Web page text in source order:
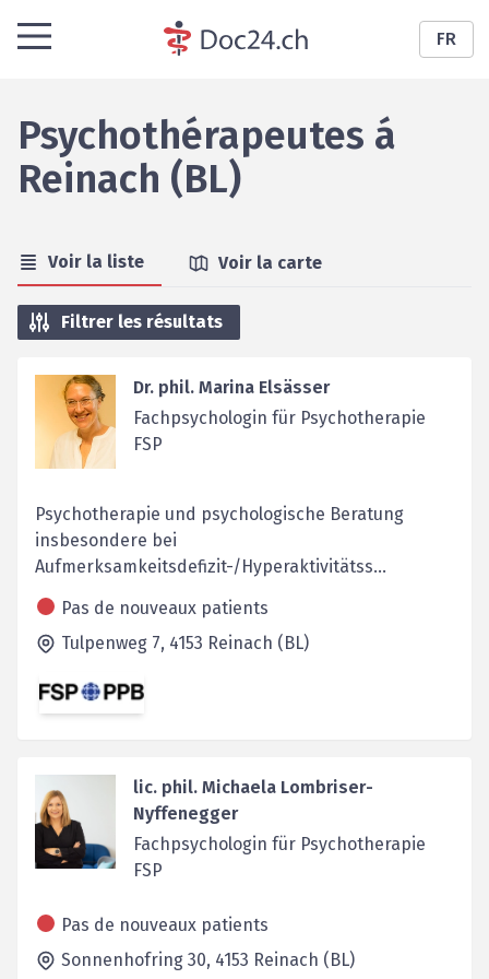
FR
Psychothérapeutes á
Reinach (BL)
Voir la liste Voir la carte
Filtrer les résultats
Dr. phil. Marina Elsässer
Fachpsychologin für Psychotherapie
FSP
Psychotherapie und psychologische Beratung
insbesondere bei
Aufmerksamkeitsdefizit-/Hyperaktivitätss...
Pas de nouveaux patients
Tulpenweg 7, 4153 Reinach (BL)
lic. phil. Michaela Lombriser-
Nyffenegger
Fachpsychologin für Psychotherapie
FSP
Pas de nouveaux patients
Sonnenhofring 30, 4153 Reinach (BL)